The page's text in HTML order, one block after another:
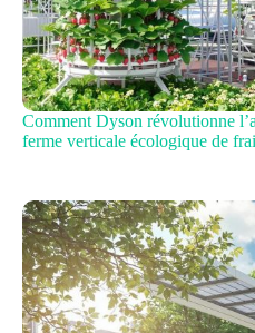
Comment Dyson révolutionne
ferme verticale écologique de